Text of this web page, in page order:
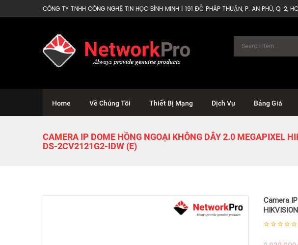
CÔNG TY TNHH CÔNG NGHỆ TIN HỌC BÌNH MINH | 191 ĐỖ PHÁP THUẬN, P. AN PHÚ, Q. 2,
Home Về Chúng Tôi Thiết Bị Mạng Dịch Vụ Bảng Giá
CAMERA IP DOME HỒNG NGOẠI KHÔNG DÂY 2.0 MEGAPIXEL
DS-2CV2121G2-IDW (E)
Camera